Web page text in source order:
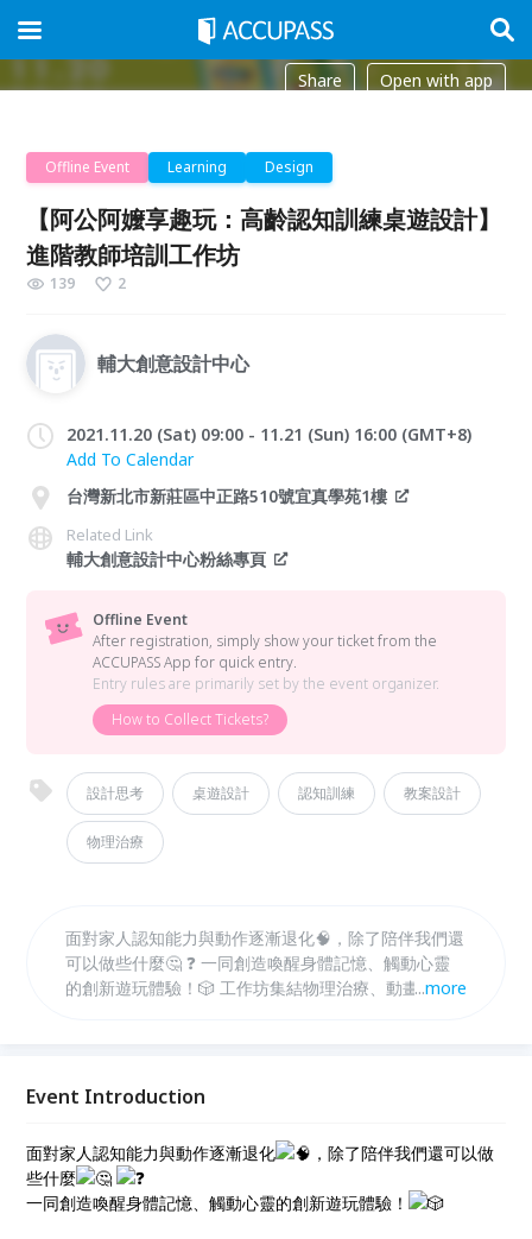
Share Open with app
Offline Event Learning Design
【阿公阿嬤享趣玩：高齡認知訓練桌遊設計】
進階教師培訓工作坊
139 2
輔大創意設計中心
2021.11.20 (Sat) 09:00 - 11.21 (Sun) 16:00 (GMT+8)
Add To Calendar
台灣新北市新莊區中正路510號宜真學苑1樓
Related Link
輔大創意設計中心粉絲專頁
Offline Event
After registration, simply show your ticket from the
ACCUPASS App for quick entry.
Entry rules are primarily set by the event organizer.
How to Collect Tickets?
設計思考 桌遊設計 認知訓練 教案設計
物理治療
面對家人認知能力與動作逐漸退化🧠，除了陪伴我們還
可以做些什麼🤔 ❓️ 一同創造喚醒身體記憶、觸動心靈
的創新遊玩體驗！🎲 工作坊集結物理治療、動畫設計
設計開發 ，將復健治療、認知訓練帶入遊玩歷程當
家人之間的距離，增進家的溫度！👪️ 💞
...more
Event Introduction
面對家人認知能力與動作逐漸退化
，除了陪伴我們還可以做
些什麼
一同創造喚醒身體記憶、觸動心靈的創新遊玩體驗！